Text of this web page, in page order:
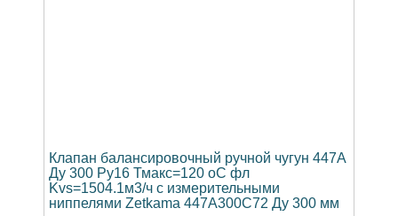
Клапан балансировочный ручной чугун 447A
Ду 300 Ру16 Тмакс=120 оС фл
Kvs=1504.1м3/ч с измерительными
ниппелями Zetkama 447A300C72 Ду 300 мм